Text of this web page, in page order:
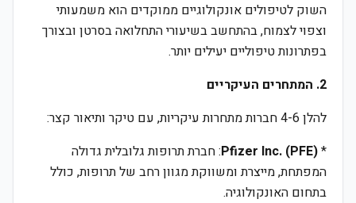
השוק לטיפולים אונקולוגיים ממוקדים הוא משמעותי
וצפוי לצמוח, בהתחשב בשיעורי התחלואה בסרטן ובצורך
בפתרונות טיפוליים יעילים יותר.
2. המתחרים העיקריים
להלן 4-6 חברות מתחרות עיקריות, עם טיקר ותיאור קצר:
*
Pfizer Inc. (PFE): חברת תרופות גלובלית גדולה
המפתחת, מייצרת ומשווקת מגוון רחב של תרופות, כולל
בתחום האונקולוגיה.